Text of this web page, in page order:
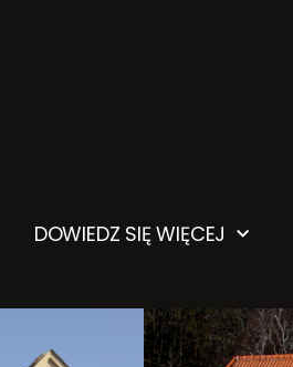
DOWIEDZ SIĘ WIĘCEJ